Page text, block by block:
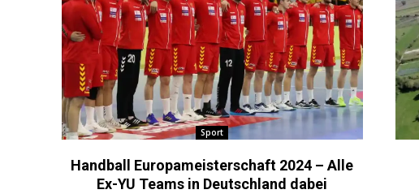
Sport
Handball Europameisterschaft 2024 – Alle
Ex-YU Teams in Deutschland dabei